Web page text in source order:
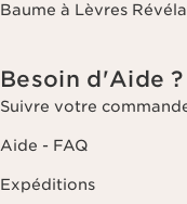
Baume à Lèvres
Besoin d'Aide ?
Suivre votre
Aide - FAQ
Expéditions